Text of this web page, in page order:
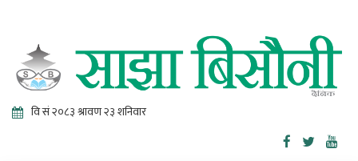
Sajha
Online News Portal